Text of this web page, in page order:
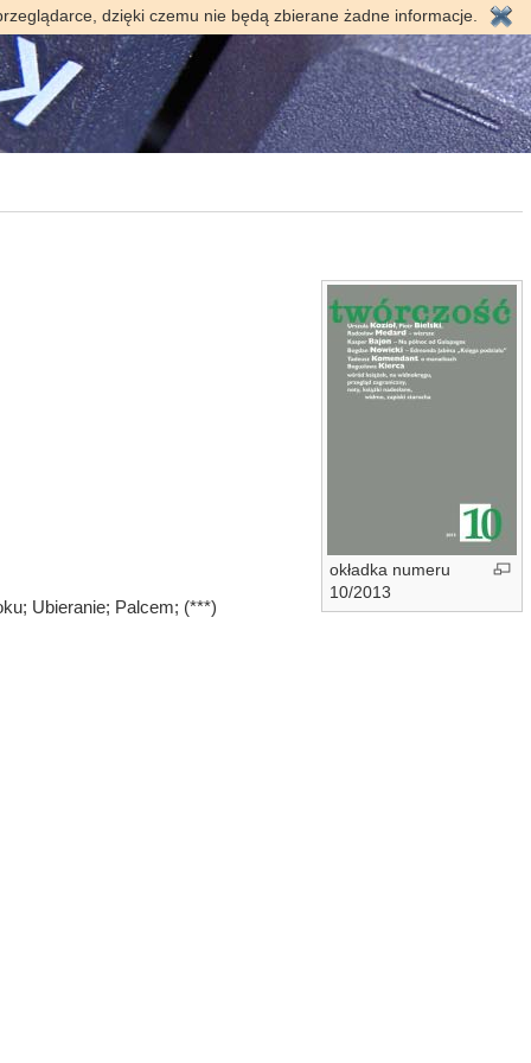
dzięki czemu nie będą zbierane żadne informacje.
okładka numeru
10/2013
Ubieranie; Palcem; (***)